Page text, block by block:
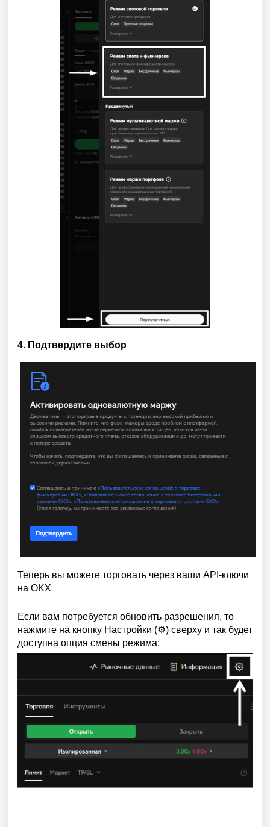
4. Подтвердите выбор
Теперь вы можете торговать через ваши API-ключи
на OKX
Если вам потребуется обновить разрешения, то
нажмите на кнопку Настройки (⚙️) сверху и так будет
доступна опция смены режима: